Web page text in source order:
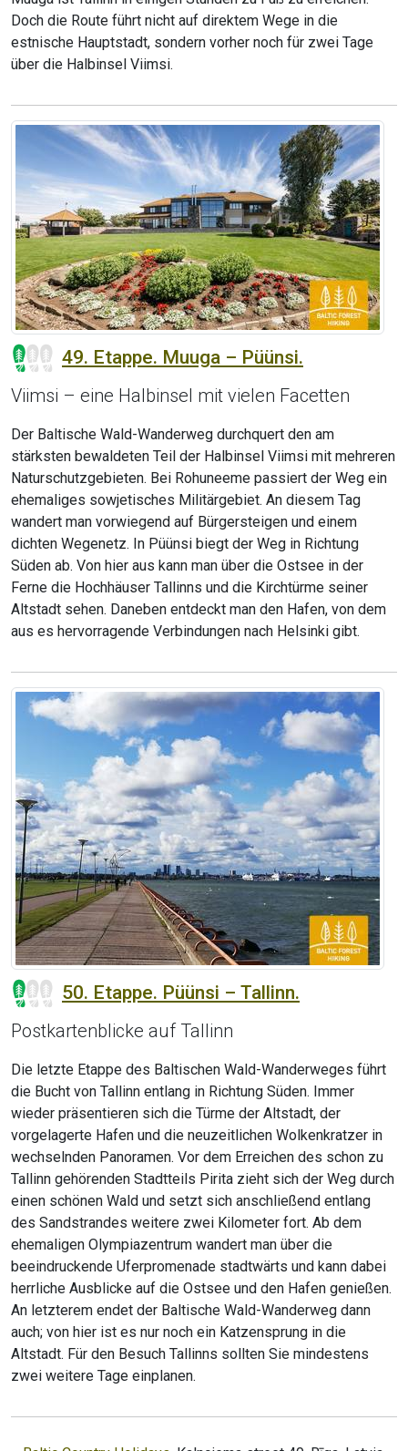
Doch die Route führt nicht auf direktem Wege in die
estnische Hauptstadt, sondern vorher noch für zwei Tage
über die Halbinsel Viimsi.
49. Etappe. Muuga – Püünsi.
Viimsi – eine Halbinsel mit vielen Facetten
Der Baltische Wald-Wanderweg durchquert den am
stärksten bewaldeten Teil der Halbinsel Viimsi mit mehreren
Naturschutzgebieten. Bei Rohuneeme passiert der Weg ein
ehemaliges sowjetisches Militärgebiet. An diesem Tag
wandert man vorwiegend auf Bürgersteigen und einem
dichten Wegenetz. In Püünsi biegt der Weg in Richtung
Süden ab. Von hier aus kann man über die Ostsee in der
Ferne die Hochhäuser Tallinns und die Kirchtürme seiner
Altstadt sehen. Daneben entdeckt man den Hafen, von dem
aus es hervorragende Verbindungen nach Helsinki gibt.
50. Etappe. Püünsi – Tallinn.
Postkartenblicke auf Tallinn
Die letzte Etappe des Baltischen Wald-Wanderweges führt
die Bucht von Tallinn entlang in Richtung Süden. Immer
wieder präsentieren sich die Türme der Altstadt, der
vorgelagerte Hafen und die neuzeitlichen Wolkenkratzer in
wechselnden Panoramen. Vor dem Erreichen des schon zu
Tallinn gehörenden Stadtteils Pirita zieht sich der Weg durch
einen schönen Wald und setzt sich anschließend entlang
des Sandstrandes weitere zwei Kilometer fort. Ab dem
ehemaligen Olympiazentrum wandert man über die
beeindruckende Uferpromenade stadtwärts und kann dabei
herrliche Ausblicke auf die Ostsee und den Hafen genießen.
An letzterem endet der Baltische Wald-Wanderweg dann
auch; von hier ist es nur noch ein Katzensprung in die
Altstadt. Für den Besuch Tallinns sollten Sie mindestens
zwei weitere Tage einplanen.